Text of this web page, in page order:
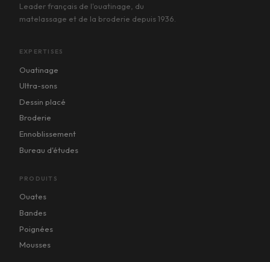
Leader français de l'ouatinage, du
matelassage et de la broderie depuis 1936.
EXPERTISES
Ouatinage
Ultra-sons
Dessin placé
Broderie
Ennoblissement
Bureau d'études
PRODUITS
Ouates
Bandes
Poignées
Mousses